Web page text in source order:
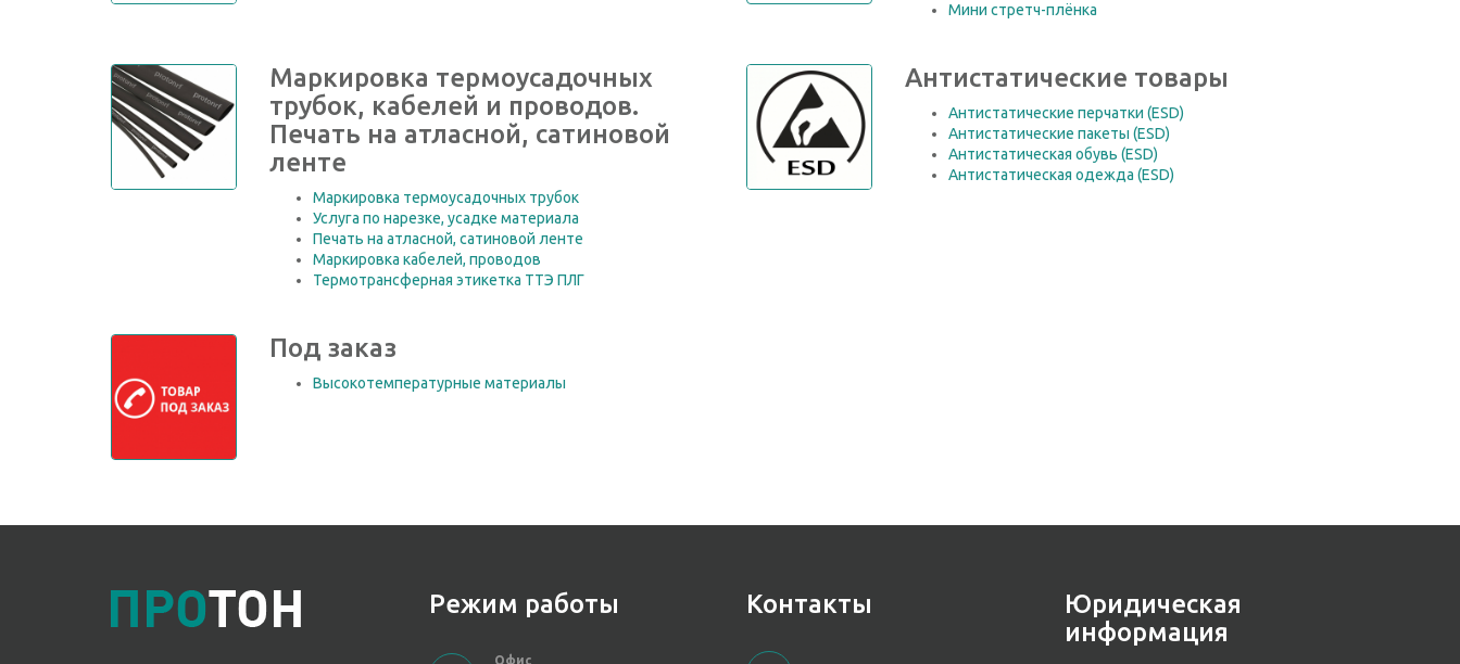
Мини стретч-плёнка
Маркировка термоусадочных
трубок, кабелей и проводов.
Печать на атласной, сатиновой
ленте
Маркировка термоусадочных трубок
Услуга по нарезке, усадке материала
Печать на атласной, сатиновой ленте
Маркировка кабелей, проводов
Термотрансферная этикетка ТТЭ ПЛГ
Антистатические товары
Антистатические перчатки (ESD)
Антистатические пакеты (ESD)
Антистатическая обувь (ESD)
Антистатическая одежда (ESD)
Под заказ
Высокотемпературные материалы
Режим работы
Офис
Контакты
Юридическая
информация